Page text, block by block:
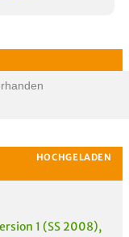
1 (SS 2008),